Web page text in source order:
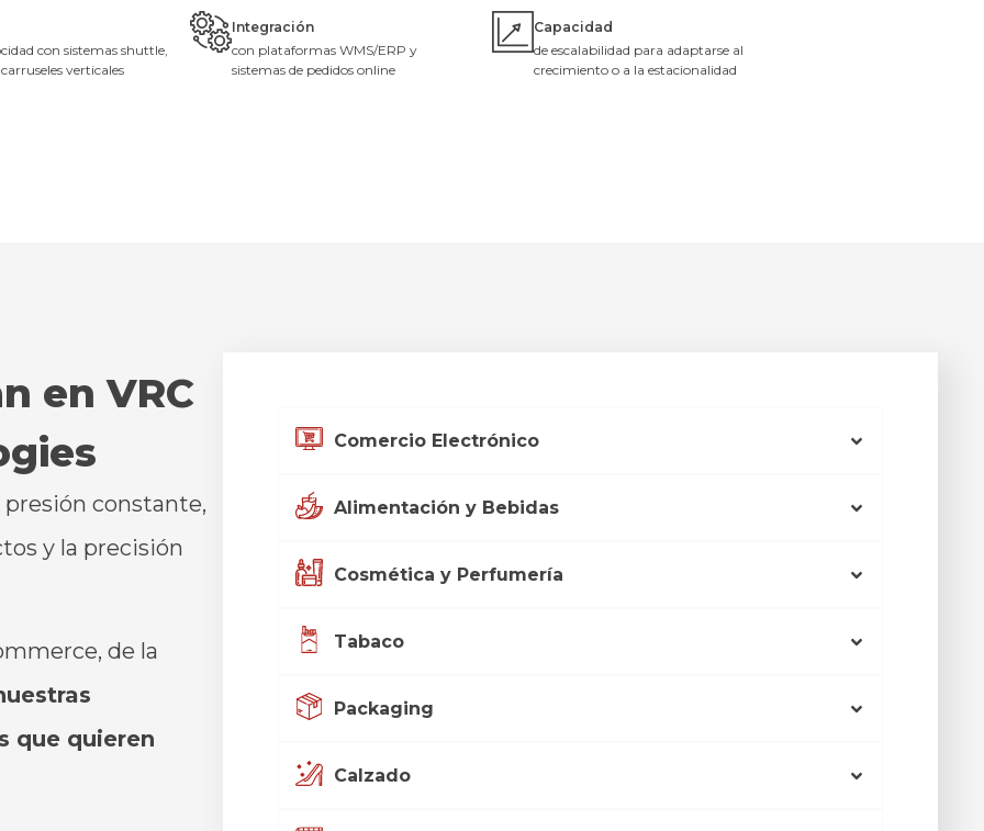
con sistemas shuttle,
verticales
Integración
con plataformas WMS/ERP y
sistemas de pedidos online
Capacidad
de escalabilidad para adaptarse al
crecimiento o a la estacionalidad
en VRC
presión constante,
y la precisión
de la
que quieren
Comercio Electrónico
Alimentación y Bebidas
Cosmética y Perfumería
Tabaco
Packaging
Calzado